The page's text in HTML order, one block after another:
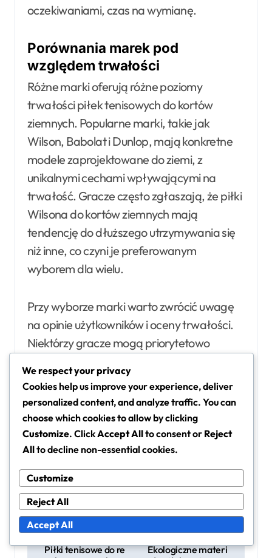
oczekiwaniami, czas na wymianę.
Porównania marek pod
względem trwałości
Różne marki oferują różne poziomy
trwałości piłek tenisowych do kortów
ziemnych. Popularne marki, takie jak
Wilson, Babolat i Dunlop, mają konkretne
modele zaprojektowane do ziemi, z
unikalnymi cechami wpływającymi na
trwałość. Gracze często zgłaszają, że piłki
Wilsona do kortów ziemnych mają
tendencję do dłuższego utrzymywania się
niż inne, co czyni je preferowanym
wyborem dla wielu.
Przy wyborze marki warto zwrócić uwagę
na opinie użytkowników i oceny trwałości.
Niektórzy gracze mogą priorytetowo
wyższej jakości piłki może prowadzić do
lepszej wydajności i dłuższego użytkowania
na nawierzchniach ziemnych.
P
Piłki tenisowe do re
Ekologiczne materi
We respect your privacy
Cookies help us improve your experience, deliver
personalized content, and analyze traffic. You can
choose which cookies to allow by clicking
Customize. ClickAccept Allto consent or Reject
Allto decline non-essential cookies.
Customize
Reject All
Accept All